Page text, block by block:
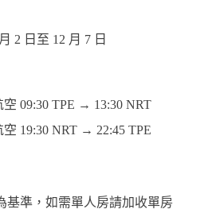
2 日至 12 月 7 日
09:30 TPE → 13:30 NRT
19:30 NRT → 22:45 TPE
基準，如需單人房請加收單房